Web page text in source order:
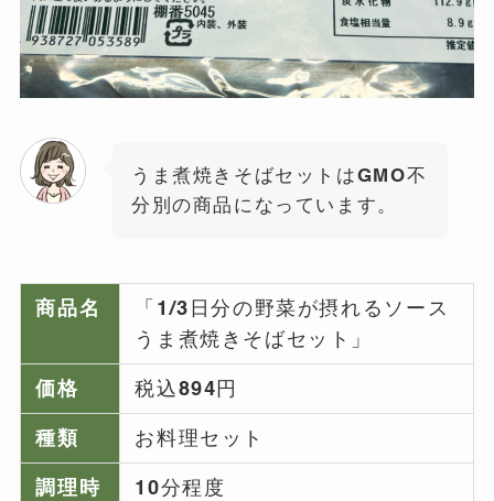
うま煮焼きそばセットはGMO不
分別の商品になっています。
商品名
「1/3日分の野菜が摂れるソース
うま煮焼きそばセット」
価格
税込894円
種類
お料理セット
調理時
10分程度